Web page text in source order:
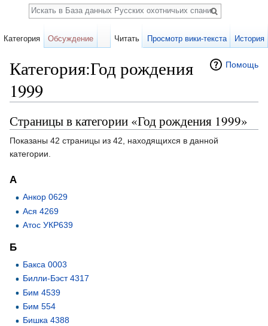
Помощь
Категория:Год рождения
1999
Страницы в категории «Год рождения 1999»
Показаны 42 страницы из 42, находящихся в данной
категории.
А
Анкор 0629
Ася 4269
Атос УКР639
Б
Бакса 0003
Билли-Бэст 4317
Бим 4539
Бим 554
Бишка 4388
Категория Обсуждение Читать Просмотр вики-текста История
Поиск